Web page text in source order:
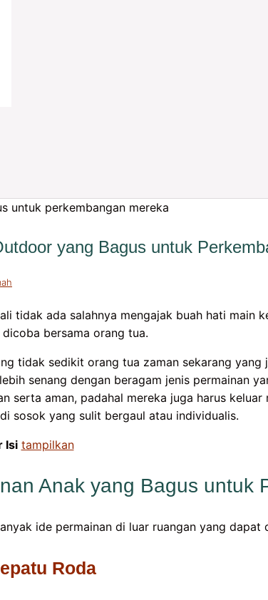
yang Bagus untuk
tidak ada salahnya mengajak buah hati main
bersama orang tua.
tidak sedikit orang tua zaman sekarang
senang dengan beragam jenis permainan
serta aman, padahal mereka juga harus
sosok yang sulit bergaul atau individualis.
Isi tampilkan
Anak yang Bagus untuk
ide permainan di luar ruangan yang dapat
Roda